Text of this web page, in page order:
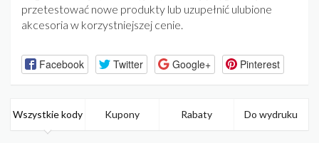
przetestować nowe produkty lub uzupełnić ulubione
akcesoria w korzystniejszej cenie.
Facebook Twitter Google+ Pinterest
Wszystkie kody Kupony Rabaty Do wydruku